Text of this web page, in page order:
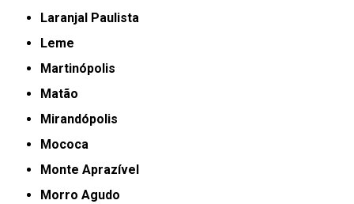
Laranjal Paulista
Leme
Martinópolis
Matão
Mirandópolis
Mococa
Monte Aprazível
Morro Agudo